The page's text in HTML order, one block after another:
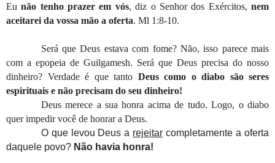
Eunão tenho prazer em vós, diz o Senhor dos Exércitos,nem
aceitarei da vossa mão a oferta. Ml 1:8-10.
Será que Deus estava com fome? Não, isso parece mais
com a epopeia de Guilgamesh. Será que Deus precisa do nosso
dinheiro? Verdade é que tanto Deus como o diabo são seres
espirituais e não precisam do seu dinheiro!
Deus merece a sua honra acima de tudo. Logo, o diabo
quer impedir você de honrar a Deus.
O que levou Deus a rejeitar completamente a oferta
daquele povo? Não havia honra!